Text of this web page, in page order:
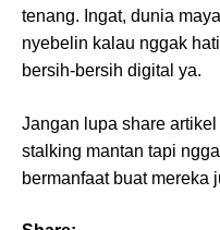
tenang. Ingat, dunia
nyebelin kalau nggak
bersih-bersih digital ya.
Jangan lupa share
stalking mantan tapi
bermanfaat buat mereka